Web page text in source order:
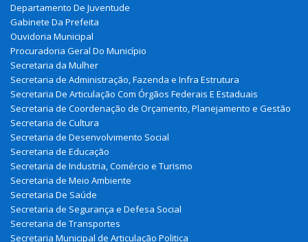
Departamento De Juventude
Gabinete Da Prefeita
Ouvidoria Municipal
Procuradoria Geral Do Município
Secretaria da Mulher
Secretaria de Administração, Fazenda e Infra Estrutura
Secretaria De Articulação Com Órgãos Federais E Estaduais
Secretaria de Coordenação de Orçamento, Planejamento e Gestão
Secretaria de Cultura
Secretaria de Desenvolvimento Social
Secretaria de Educação
Secretaria de Industria, Comércio e Turismo
Secretaria de Meio Ambiente
Secretaria De Saúde
Secretaria de Segurança e Defesa Social
Secretaria de Transportes
Secretaria Municipal de Articulação Politica